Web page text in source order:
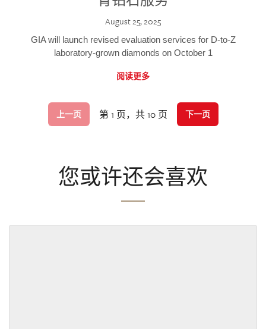
August 25, 2025
GIA will launch revised evaluation services for D-to-Z
laboratory-grown diamonds on October 1
阅读更多
上一页 第 1 页，共 10 页 下一页
您或许还会喜欢